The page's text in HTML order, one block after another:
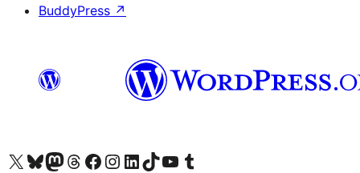
BuddyPress ↗
X(이전 트위터) 계정 방문하기블루스카이 계정 방문하기마스토돈 계정 방문하기스레드 계정 방문하기 페이스북 페이지 방문하기인스타그램 계정 방문하기 LinkedIn 계정 방문하기틱톡 계정 방문하기유튜브 채널 방문하기 텀블러 계정 방문하기